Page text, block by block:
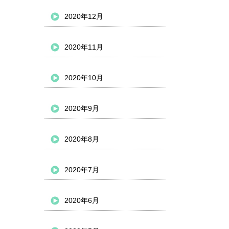
2020年12月
2020年11月
2020年10月
2020年9月
2020年8月
2020年7月
2020年6月